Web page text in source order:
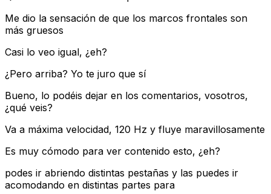
Me dio la sensación de que los marcos frontales son
más gruesos
Casi lo veo igual, ¿eh?
¿Pero arriba? Yo te juro que sí
Bueno, lo podéis dejar en los comentarios, vosotros,
¿qué veis?
Va a máxima velocidad, 120 Hz y fluye maravillosamente
Es muy cómodo para ver contenido esto, ¿eh?
podes ir abriendo distintas pestañas y las puedes ir
acomodando en distintas partes para